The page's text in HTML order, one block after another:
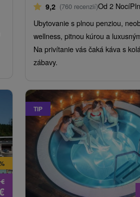
9,2 (760 recenzií)Od 2 Nocí
Ubytovanie s plnou penziou,
wellness, pitnou kúrou a
Na privítanie vás čaká káva s
zábavy.
€
TIP